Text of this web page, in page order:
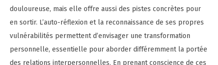
douloureuse, mais elle offre aussi des pistes concrètes pour
en sortir. L’auto-réflexion et la reconnaissance de ses propres
vulnérabilités permettent d’envisager une transformation
personnelle, essentielle pour aborder différemment la portée
des relations interpersonnelles. En prenant conscience de ces